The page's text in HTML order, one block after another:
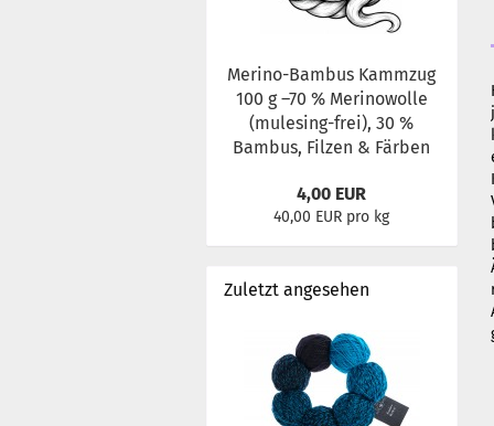
Merino-Bambus Kammzug
100 g –70 % Merinowolle
(mulesing-frei), 30 %
Bambus, Filzen & Färben
4,00 EUR
40,00 EUR pro kg
Zuletzt angesehen